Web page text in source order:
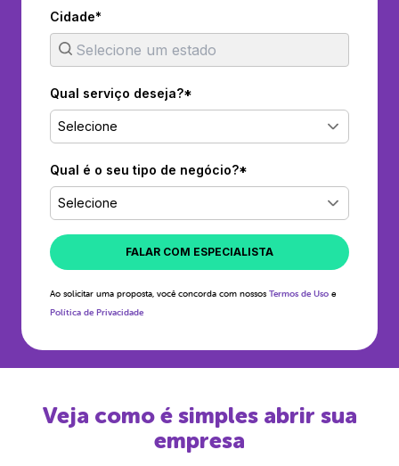
Cidade*
Qual serviço deseja?*
Selecione
Qual é o seu tipo de negócio?*
Selecione
FALAR COM ESPECIALISTA
Ao solicitar uma proposta, você concorda com nossos Termos de Uso e
Política de Privacidade
Veja como é simples abrir sua
empresa